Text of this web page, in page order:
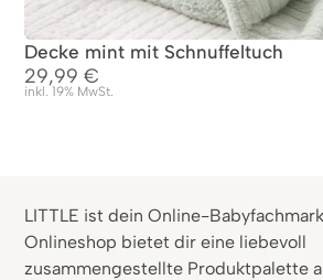
Decke mint mit Schnuffeltuch
29,99€
inkl. 19% MwSt.
LITTLE ist dein Online-
Onlineshop bietet dir eine liebevoll
zusammengestellte Produktpalette